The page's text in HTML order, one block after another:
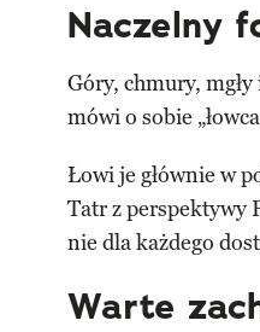
Naczelny
Góry, chmury,
mówi o sobie
Łowi je głównie w
Tatr z perspektywy
nie dla każdego
Warte